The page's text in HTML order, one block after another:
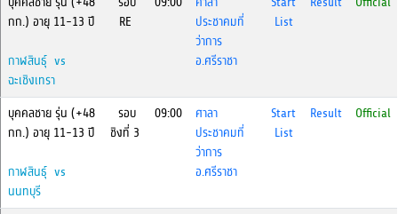
กก.) อายุ 11-13 ปี
กาฬสินธุ์ vs
ฉะเชิงเทรา
RE
ประชาคมที่
ว่าการ
อ.ศรีราชา
List
บุคคลชาย รุ่น (+48
กก.) อายุ 11-13 ปี
กาฬสินธุ์ vs
นนทบุรี
รอบ
ชิงที่ 3
09:00
ศาลา
ประชาคมที่
ว่าการ
อ.ศรีราชา
Start
List
Result Official